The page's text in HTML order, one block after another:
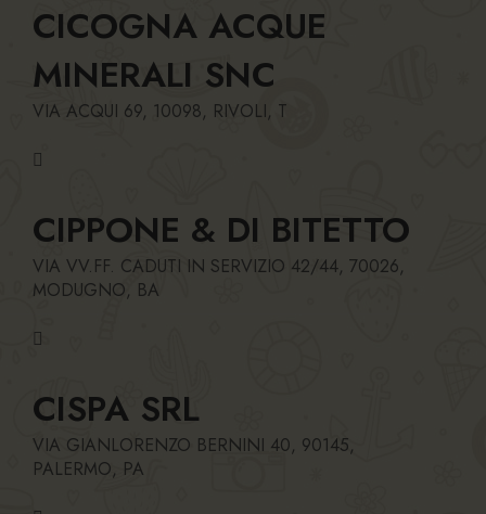
CICOGNA ACQUE
MINERALI SNC
VIA ACQUI 69, 10098, RIVOLI, T
CIPPONE & DI BITETTO
VIA VV.FF. CADUTI IN SERVIZIO 42/44, 70026,
MODUGNO, BA
CISPA SRL
VIA GIANLORENZO BERNINI 40, 90145,
PALERMO, PA